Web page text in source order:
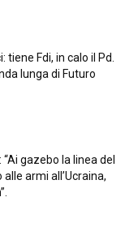
tiene Fdi, in calo il Pd.
lunga di Futuro
gazebo la linea del
armi all’Ucraina,